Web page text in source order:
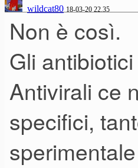
wildcat80 18-03-20 22.35
Non è così.
Gli
Antivirali ce
specifici,